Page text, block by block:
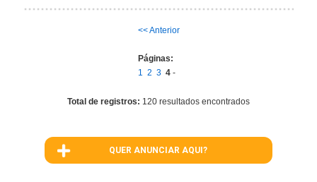
<< Anterior
Páginas:
1 2 3 4-
Total de registros: 120 resultados encontrados
QUER ANUNCIAR AQUI?